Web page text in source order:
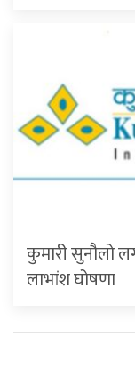
कुमारी सुनौलो
लाभांश घोषणा